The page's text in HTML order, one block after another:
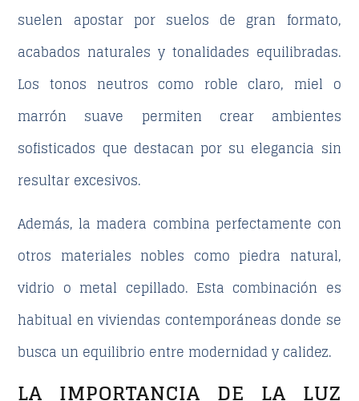
suelen apostar por suelos de gran formato,
acabados naturales y tonalidades equilibradas.
Los tonos neutros como roble claro, miel o
marrón suave permiten crear ambientes
sofisticados que destacan por su elegancia sin
resultar excesivos.
Además, la madera combina perfectamente con
otros materiales nobles como piedra natural,
vidrio o metal cepillado. Esta combinación es
habitual en viviendas contemporáneas donde se
busca un equilibrio entre modernidad y calidez.
LA IMPORTANCIA DE LA LUZ